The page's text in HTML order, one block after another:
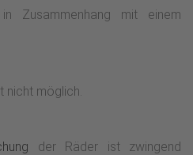
Zusammenhang mit einem
nicht möglich.
der Räder ist zwingend